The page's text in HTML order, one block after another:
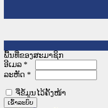
ພື້ນທີ່ຂອງສະມາຊິກ
ອີເມລ *
ລະຫັດ *
ຈື່ຂໍ້ມູນໄວ້ຄັ້ງໜ້າ